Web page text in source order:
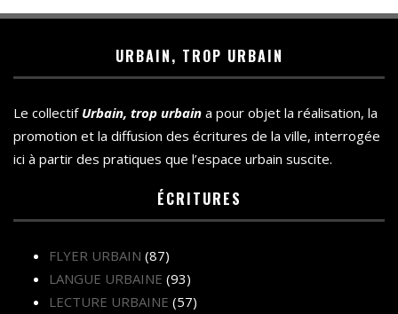
URBAIN, TROP URBAIN
Le collectif Urbain, trop urbain a pour objet la réalisation, la
promotion et la diffusion des écritures de la ville, interrogée
ici à partir des pratiques que l’espace urbain suscite.
ÉCRITURES
FLYER URBAIN (87)
LANGUE URBAINE (93)
LECTURE URBAINE (57)